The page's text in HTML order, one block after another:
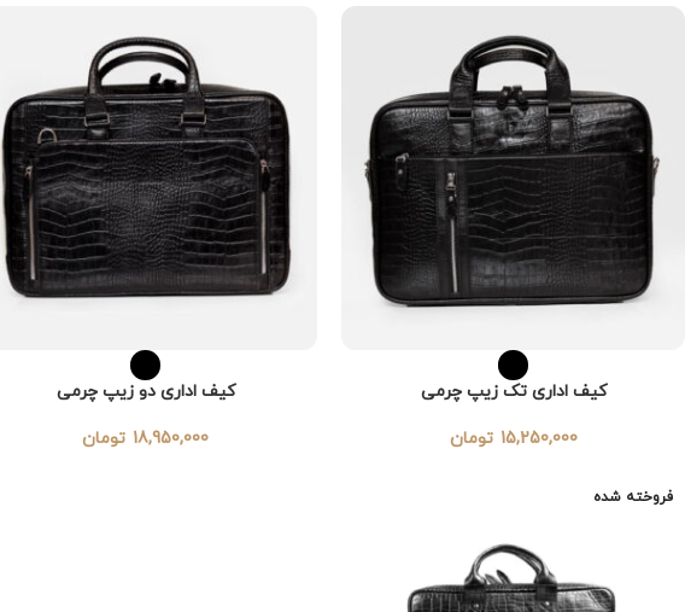
کیف اداری تک زیپ چرمی
15,250,000 تومان
کیف اداری دو زیپ چرمی
18,950,000 تومان
فروخته شده